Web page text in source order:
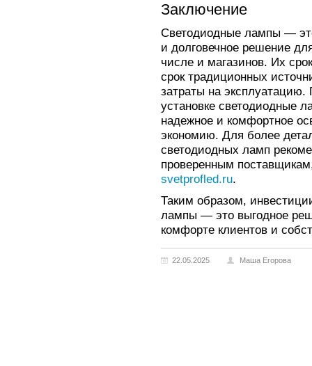
Заключение
Светодиодные лампы —
и долговечное решение
числе и магазинов. Их
срок традиционных
затраты на
установке светодиодные
надежное и комфортное
экономию. Для более
светодиодных ламп
проверенным
svetprofled.ru.
Таким образом,
лампы — это выгодное
комфорте клиентов и
22.05.2025 Маша Егорова